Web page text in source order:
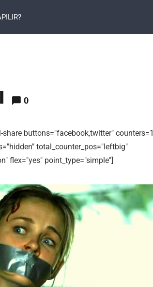
0
share buttons="facebook,twitter" counters=1
total_counter_pos="leftbig"
flex="yes" point_type="simple"]